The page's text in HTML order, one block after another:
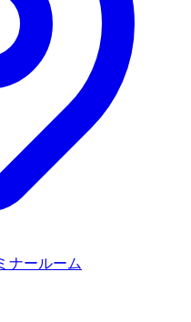
ナールーム